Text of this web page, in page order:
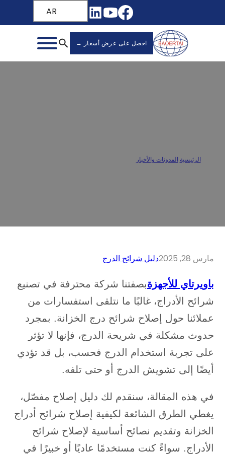
احصل على عرض أسعار →
الرئيسية المدونات والأخبار
مارس 28, 2025 دليل شرائح الدرج
باويرتاي للأجهزةبصفتنا شركة محترفة في تصنيع
شرائح الأدراج، غالبًا ما نتلقى استفسارات من
عملائنا حول إصلاح شرائح درج الخزانة. بمجرد
حدوث مشكلة في شريحة الدرج، فإنها لا تؤثر
على تجربة استخدام الدرج فحسب، بل قد تؤدي
أيضًا إلى تشويش الدرج أو حتى تلفه.
في هذه المقالة، سنقدم لك دليل إصلاح مفصّل،
يغطي الطرق الشائعة لكيفية إصلاح شرائح أدراج
الخزانة وتقديم نصائح أساسية لإصلاح شرائح
الأدراج. سواءً كنت مستخدمًا عاديًا أو خبيرًا في